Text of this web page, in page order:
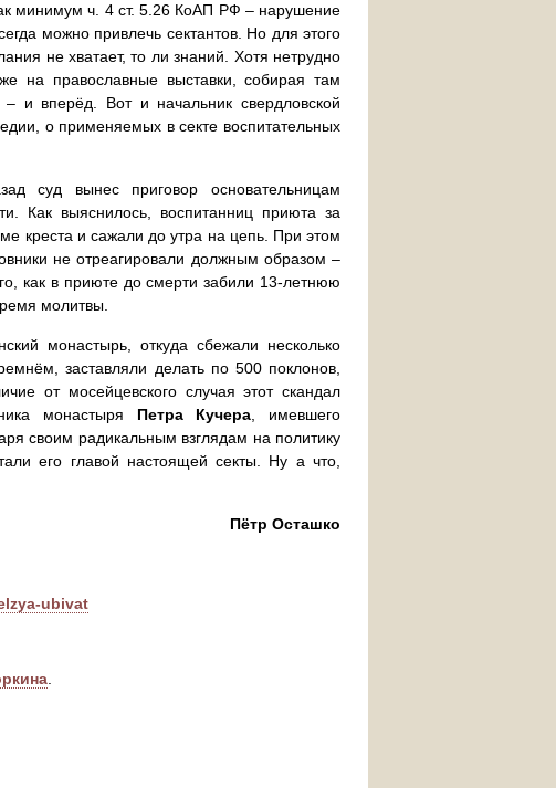
минимум ч. 4 ст. 5.26 КоАП РФ – нарушение
можно привлечь сектантов. Но для этого
не хватает, то ли знаний. Хотя нетрудно
на православные выставки, собирая там
и вперёд. Вот и начальник свердловской
о применяемых в секте воспитательных
суд вынес приговор основательницам
Как выяснилось, воспитанниц приюта за
креста и сажали до утра на цепь. При этом
не отреагировали должным образом –
как в приюте до смерти забили 13-летнюю
молитвы.
монастырь, откуда сбежали несколько
заставляли делать по 500 поклонов,
от мосейцевского случая этот скандал
монастыря Петра Кучера , имевшего
своим радикальным взглядам на политику
его главой настоящей секты. Ну а что,
Пётр Осташко
ubivat